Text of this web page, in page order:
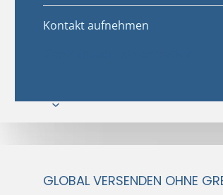
Kontakt aufnehmen
Lösungen
GLOBAL VERSENDEN OHNE